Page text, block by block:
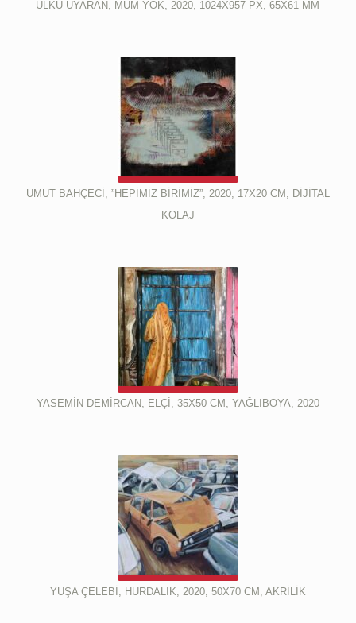
ÜLKÜ UYARAN, MUM YOK, 2020, 1024X957 PX, 65X61 MM
UMUT BAHÇECİ, ”HEPİMİZ BİRİMİZ”, 2020, 17X20 CM, DİJİTAL
KOLAJ
YASEMİN DEMİRCAN, ELÇİ, 35X50 CM, YAĞLIBOYA, 2020
YUŞA ÇELEBİ, HURDALIK, 2020, 50X70 CM, AKRİLİK